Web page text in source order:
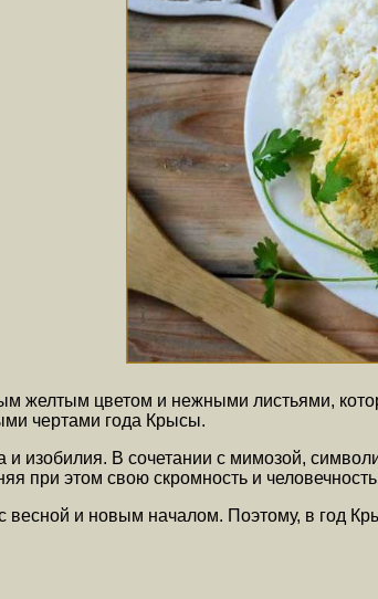
желтым цветом и нежными листьями,
чертами года Крысы.
и изобилия. В сочетании с мимозой,
при этом свою скромность и
весной и новым началом. Поэтому, в год